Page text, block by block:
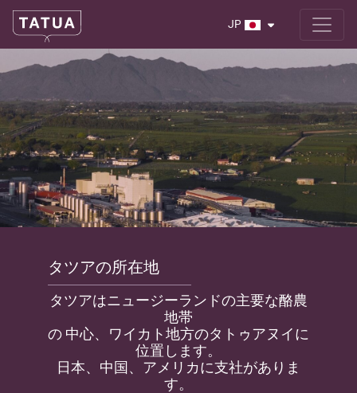
JP
タツアの所在地
タツアはニュージーランドの主要な酪農
地帯
の 中心、ワイカト地方のタトゥアヌイに
位置します。
日本、中国、アメリカに支社がありま
す。